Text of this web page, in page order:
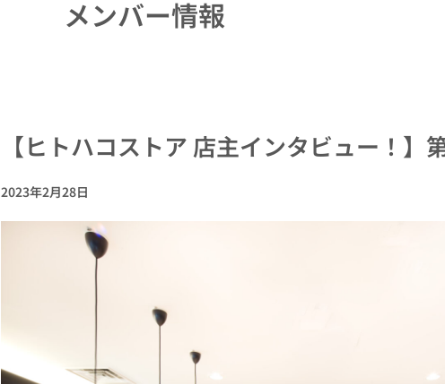
メンバー情報
【ヒトハコストア 店主インタビュー！】
2023年2月28日